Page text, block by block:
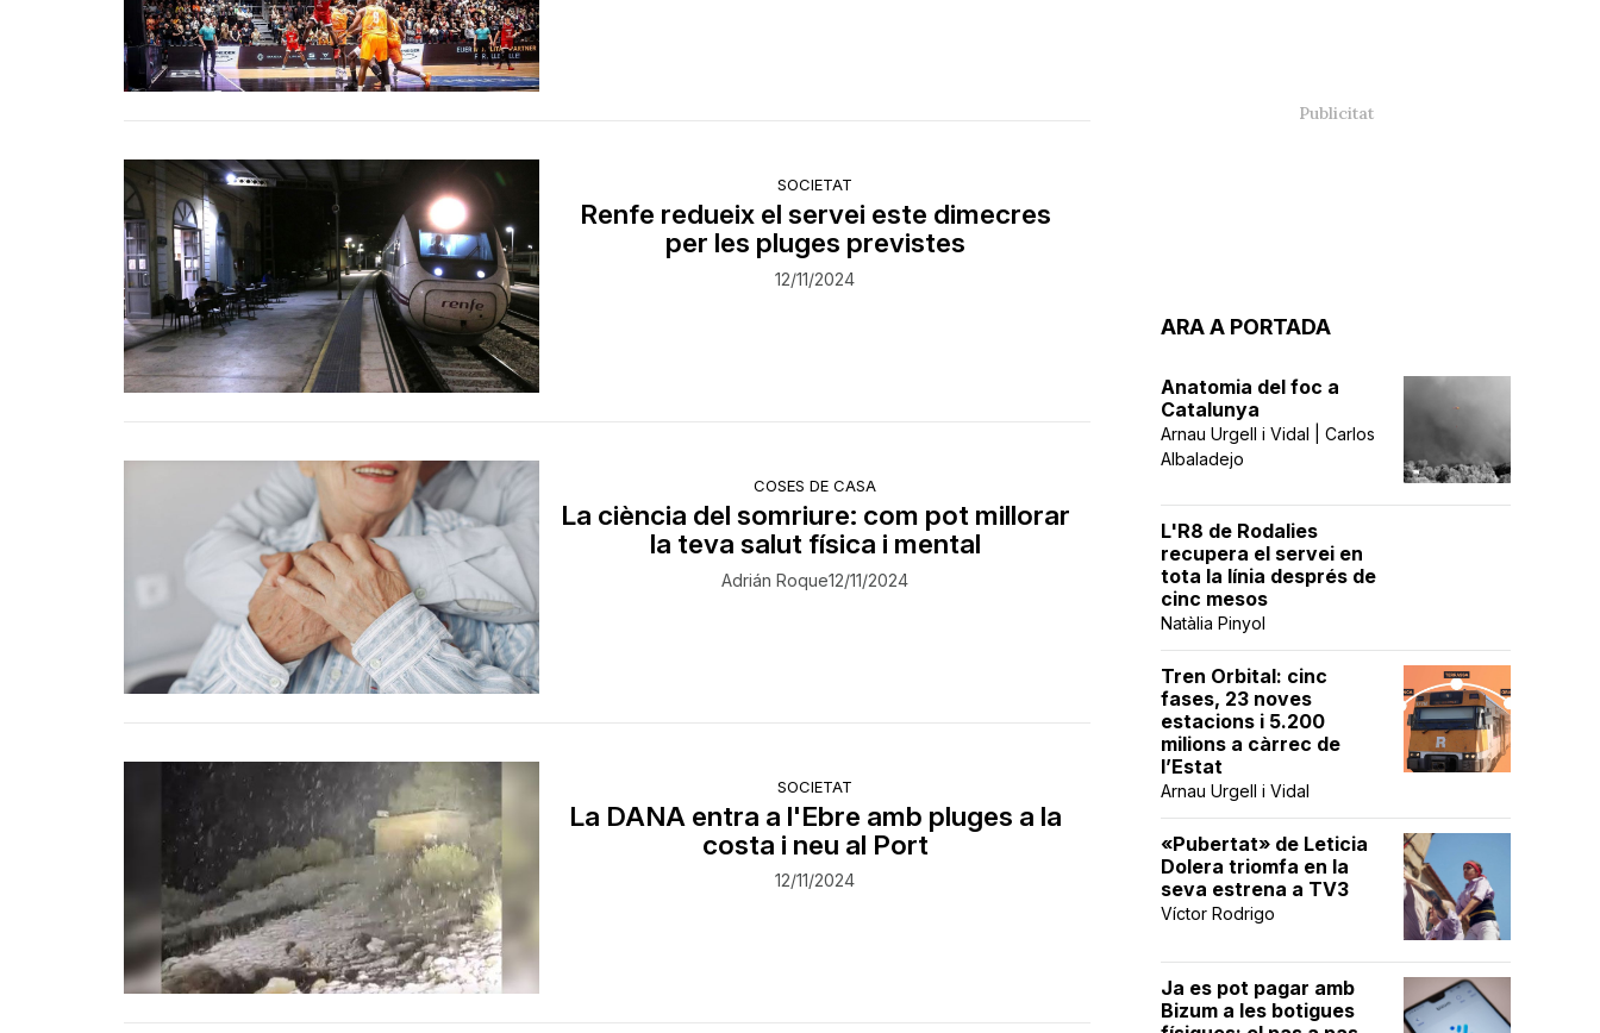
SOCIETAT
Renfe redueix el servei este dimecres
per les pluges previstes
12/11/2024
COSES DE CASA
La ciència del somriure: com pot millorar
la teva salut física i mental
Adrián Roque12/11/2024
SOCIETAT
La DANA entra a l'Ebre amb pluges a la
costa i neu al Port
12/11/2024
ARA A PORTADA
Anatomia del foc a
Catalunya
Arnau Urgell i Vidal | Carlos
Albaladejo
L'R8 de Rodalies
recupera el servei en
tota la línia després de
cinc mesos
Natàlia Pinyol
Tren Orbital: cinc
fases, 23 noves
estacions i 5.200
milions a càrrec de
l’Estat
Arnau Urgell i Vidal
«Pubertat» de Leticia
Dolera triomfa en la
seva estrena a TV3
Víctor Rodrigo
Ja es pot pagar amb
Bizum a les botigues